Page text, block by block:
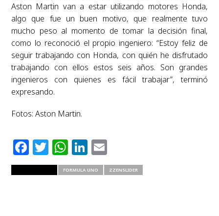
Aston Martin van a estar utilizando motores Honda,
algo que fue un buen motivo, que realmente tuvo
mucho peso al momento de tomar la decisión final,
como lo reconoció el propio ingeniero: “Estoy feliz de
seguir trabajando con Honda, con quién he disfrutado
trabajando con ellos estos seis años. Son grandes
ingenieros con quienes es fácil trabajar”, terminó
expresando.
Fotos: Aston Martin.
Facebook
Twitter
WhatsApp
LinkedIn
Email
FORMULA UNO ZZENSLIDER